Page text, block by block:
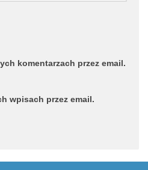
komentarzach przez email.
wpisach przez email.